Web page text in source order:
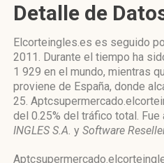
Detalle de
Elcorteingles.es es seguido
2011. Durante el tiempo ha
1 929 en el mundo, mientras
proviene de España, donde
25.
del 0.25% del tráfico total. Fue
INGLES S.A. y Software